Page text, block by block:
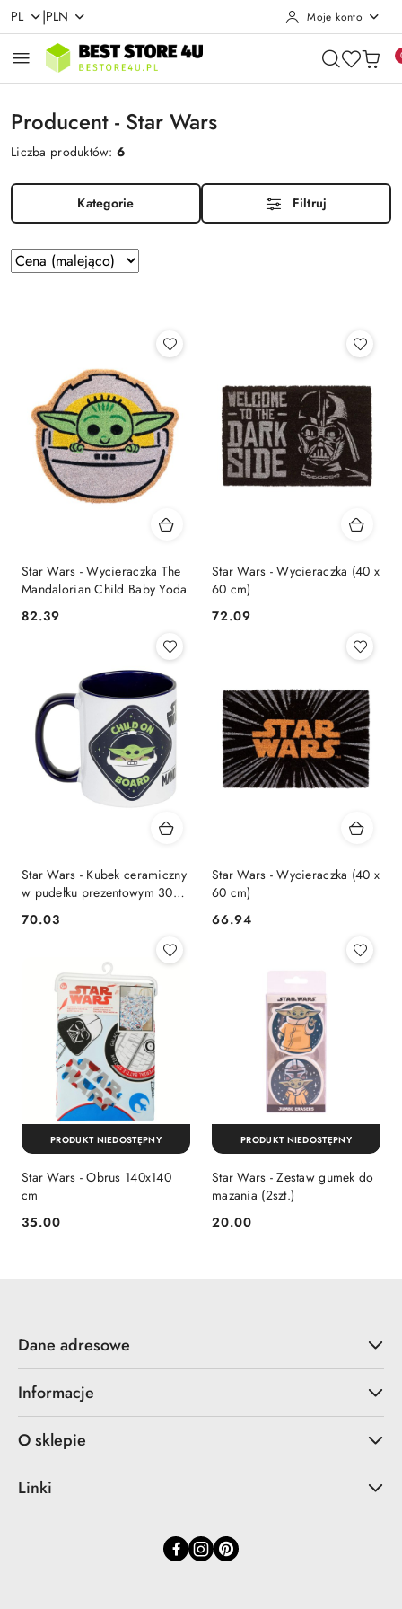
Przejdź do treści głównej
Przejdź do wyszukiwarki
Przejdź do moje konto
Przejdź do menu głównego
Przejdź do stopki
PL |PLN Moje konto
Producent - Star Wars
Liczba produktów:6
Kategorie Filtruj
Zastosowano
sortowanie:
Sortuj
według
Star Wars - Wycieraczka The
Mandalorian Child Baby Yoda
Cena:
82.39
Star Wars - Wycieraczka (40 x
60 cm)
Cena:
72.09
Star Wars - Kubek ceramiczny
w pudełku prezentowym 300
Yoda)
Cena:
70.03
Star Wars - Wycieraczka (40 x
60 cm)
Cena:
66.94
Star Wars - Obrus 140x140
cm
Cena:
35.00
PRODUKT NIEDOSTĘPNY
Star Wars - Zestaw gumek do
mazania (2szt.)
Cena:
20.00
PRODUKT NIEDOSTĘPNY
Dane adresowe
Informacje
O sklepie
Linki